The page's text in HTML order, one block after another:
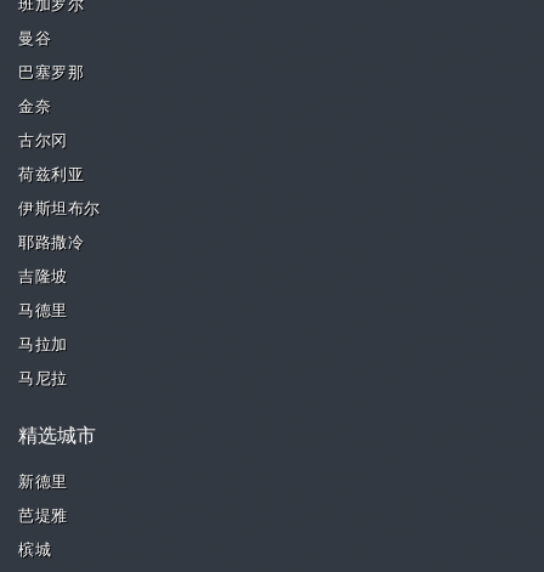
班加罗尔
曼谷
巴塞罗那
金奈
古尔冈
荷兹利亚
伊斯坦布尔
耶路撒冷
吉隆坡
马德里
马拉加
马尼拉
精选城市
新德里
芭堤雅
槟城